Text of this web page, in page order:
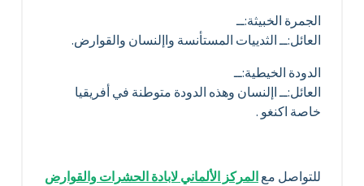
الجمرة الخبيثة:ــ
العائل:ــ الثدييات المستأنسة واإلنسان والقوارض.
الدودة الخيطية:ــ
العائل:ــ اإلنسان وهذه الدودة متوطنة في أفريقيا
خاصة اكنغو .
للتواصل معالمركز الألماني لابادة الحشرات والقوارض